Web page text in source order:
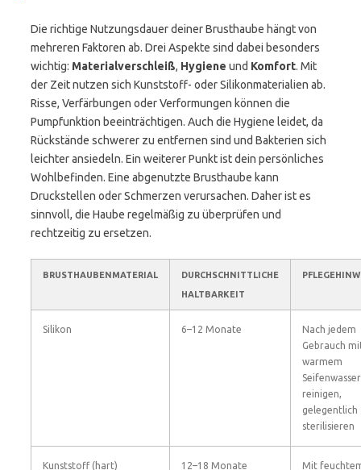
Die richtige Nutzungsdauer deiner Brusthaube hängt von
mehreren Faktoren ab. Drei Aspekte sind dabei besonders
wichtig: Materialverschleiß, Hygiene und Komfort. Mit
der Zeit nutzen sich Kunststoff- oder Silikonmaterialien ab.
Risse, Verfärbungen oder Verformungen können die
Pumpfunktion beeinträchtigen. Auch die Hygiene leidet, da
Rückstände schwerer zu entfernen sind und Bakterien sich
leichter ansiedeln. Ein weiterer Punkt ist dein persönliches
Wohlbefinden. Eine abgenutzte Brusthaube kann
Druckstellen oder Schmerzen verursachen. Daher ist es
sinnvoll, die Haube regelmäßig zu überprüfen und
rechtzeitig zu ersetzen.
BRUSTHAUBENMATERIAL
DURCHSCHNITTLICHE
HALTBARKEIT
Silikon 6–12 Monate
Nach jedem
Gebrauch
warmem
Seifenwasser
reinigen,
gelegentlich
sterilisieren
Kunststoff (hart) 12–18 Monate
Mit